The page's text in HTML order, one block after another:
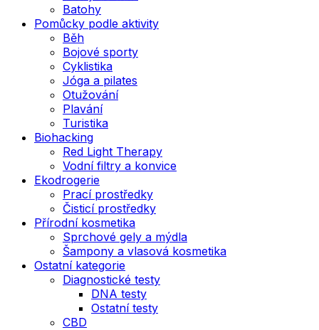
Batohy
Pomůcky podle aktivity
Běh
Bojové sporty
Cyklistika
Jóga a pilates
Otužování
Plavání
Turistika
Biohacking
Red Light Therapy
Vodní filtry a konvice
Ekodrogerie
Prací prostředky
Čisticí prostředky
Přírodní kosmetika
Sprchové gely a mýdla
Šampony a vlasová kosmetika
Ostatní kategorie
Diagnostické testy
DNA testy
Ostatní testy
CBD